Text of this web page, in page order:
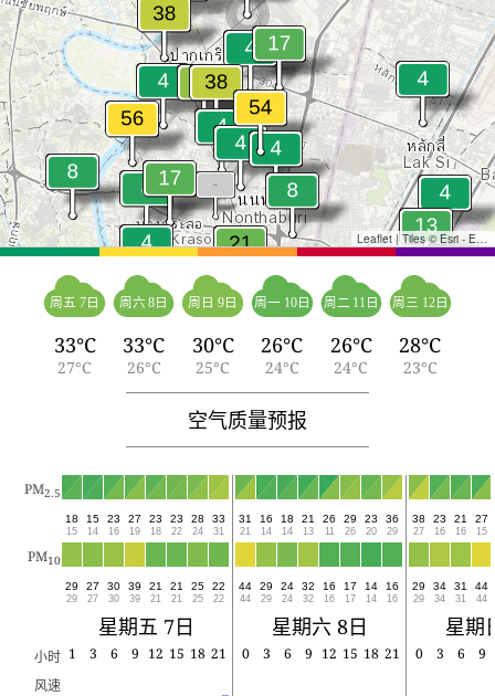
Leaflet |Tiles © Esri - Esri, DeLorme, NAVTEQ, TomTom, Intermap, iPC, USGS, FAO, NPS, NRCAN, GeoBase, Kadaster NL, Ordnance Survey, Esri Japan, METI, Esri China (Hong Kong), and the GIS User Community
周五 7日
33°C
27°C
周六 8日
33°C
26°C
周日 9日
30°C
25°C
周一 10日
26°C
24°C
周二 11日
26°C
24°C
周三 12日
28°C
23°C
空气质量预报
PM2.5
18
15
15
14
23
16
27
19
23
18
23
22
28
24
33
31
31
21
16
14
18
14
21
13
26
11
29
26
23
20
36
29
38
27
23
16
21
16
27
15
PM10
29
29
27
27
30
30
39
39
21
21
21
21
25
25
22
22
44
44
29
29
24
24
32
32
16
16
17
17
14
14
16
16
29
29
34
34
31
31
44
44
星期五 7日 星期六 8日 星期
小时 1 3 6 9 12 15 18 21 0 3 6 9 12 15 18 21 0 3 6
9
风速